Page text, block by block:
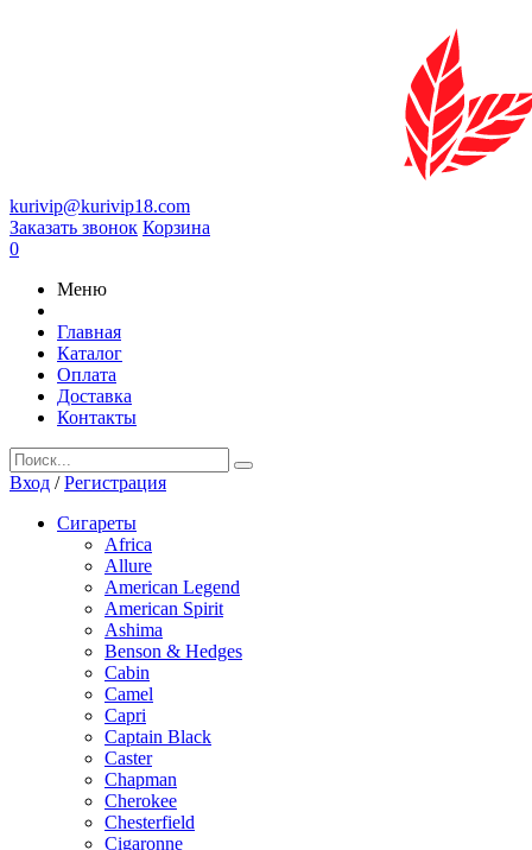
kurivip@kurivip18.com
Заказать звонок Корзина
0
Меню
Главная
Каталог
Оплата
Доставка
Контакты
Вход /Регистрация
Сигареты
Africa
Allure
American Legend
American Spirit
Ashima
Benson & Hedges
Cabin
Camel
Capri
Captain Black
Caster
Chapman
Cherokee
Chesterfield
Cigaronne